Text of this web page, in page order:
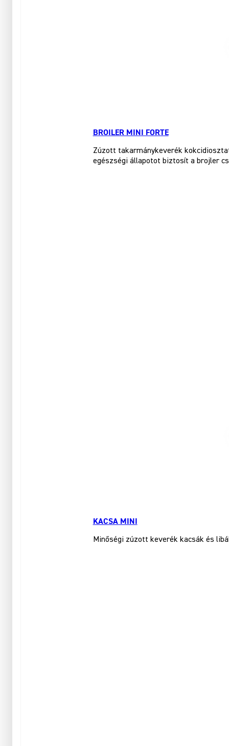
BROILER MINI FORTE
Zúzott takarmánykeverék
egészségi állapotot biztosít a brojler
KACSA MINI
Minőségi zúzott keverék kacsák és